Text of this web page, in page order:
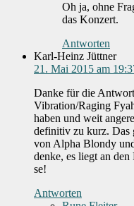
Oh ja, ohne
das Konzert.
Antworten
Karl-Heinz Jüttner
21. Mai 2015 am
Danke für die
Vibration/Raging
haben und weit
definitiv zu kurz. Das
von Alpha Blondy
denke, es liegt an
se!
Antworten